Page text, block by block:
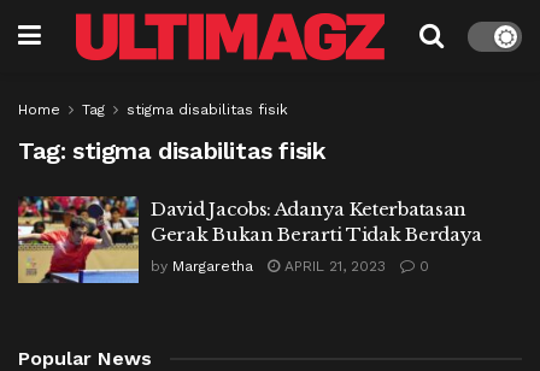
Home Tag stigma disabilitas fisik
Tag: stigma disabilitas fisik
David Jacobs: Adanya Keterbatasan
Gerak Bukan Berarti Tidak Berdaya
by Margaretha APRIL 21, 2023 0
Popular News